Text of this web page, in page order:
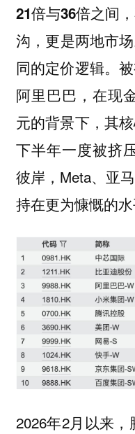
21倍与36倍之间
沟，更是两地市
同的定价逻辑。
阿里巴巴，在现
元的背景下，其
下半年一度被挤
彼岸，Meta、亚
持在更为慷慨的水
2026年2月以来